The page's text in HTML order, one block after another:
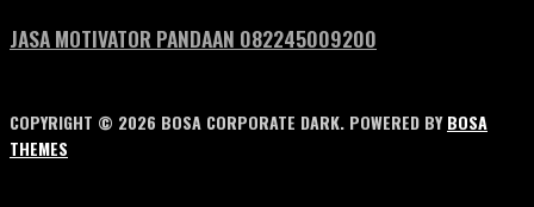
JASA MOTIVATOR PANDAAN 082245009200
COPYRIGHT © 2026 BOSA CORPORATE DARK. POWERED BYBOSA
THEMES